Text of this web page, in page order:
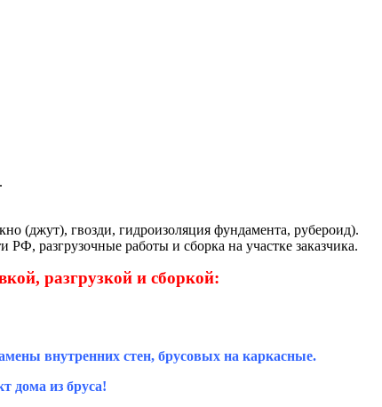
(джут), гвозди, гидроизоляция фундамента, рубероид).
разгрузочные работы и сборка на участке заказчика.
разгрузкой и сборкой:
внутренних стен, брусовых на каркасные.
дома из бруса!